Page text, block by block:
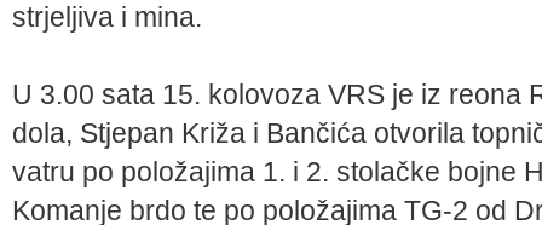
strjeljiva i mina.
U 3.00 sata 15. kolovoza VRS je iz reona
dola, Stjepan Križa i Bančića otvorila
vatru po položajima 1. i 2. stolačke bojne
Komanje brdo te po položajima TG-2 od